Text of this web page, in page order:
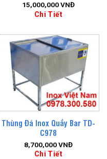
15,000,000VNĐ
Chi Tiết
Thùng Đá Inox Quầy Bar TD-
C978
8,700,000VNĐ
Chi Tiết